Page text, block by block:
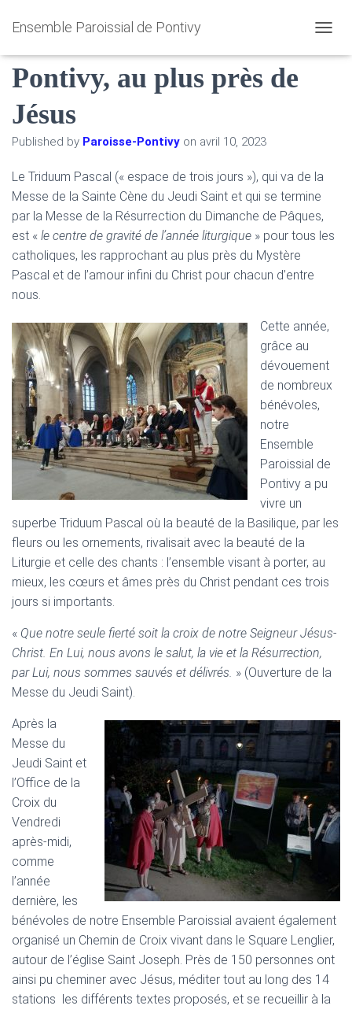
Ensemble Paroissial de Pontivy
U
L
G
I
O
Un beau Triduum Pascal à
Pontivy, au plus près de
Jésus
Published by Paroisse-Pontivy on avril 10, 2023
Le Triduum Pascal (« espace de trois jours »), qui va de la
Messe de la Sainte Cène du Jeudi Saint et qui se termine
par la Messe de la Résurrection du Dimanche de Pâques,
est « le centre de gravité de l’année liturgique » pour tous les
catholiques, les rapprochant au plus près du Mystère
Pascal et de l’amour infini du Christ pour chacun d’entre
nous.
Cette année,
grâce au
dévouement
de nombreux
bénévoles,
notre
Ensemble
Paroissial de
Pontivy a pu
vivre un
superbe Triduum Pascal où la beauté de la Basilique, par les
fleurs ou les ornements, rivalisait avec la beauté de la
Liturgie et celle des chants : l’ensemble visant à porter, au
mieux, les cœurs et âmes près du Christ pendant ces trois
jours si importants.
« Que notre seule fierté soit la croix de notre Seigneur Jésus-
Christ. En Lui, nous avons le salut, la vie et la Résurrection,
par Lui, nous sommes sauvés et délivrés. » (Ouverture de la
Messe du Jeudi Saint).
Après la
Messe du
Jeudi Saint et
l’Office de la
Croix du
Vendredi
après-midi,
comme
l’année
dernière, les
bénévoles de notre Ensemble Paroissial avaient également
organisé un Chemin de Croix vivant dans le Square Lenglier,
autour de l’église Saint Joseph. Près de 150 personnes ont
ainsi pu cheminer avec Jésus, méditer tout au long des 14
stations les différents textes proposés, et se recueillir à la